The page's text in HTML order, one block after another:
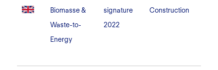
Biomasse &
Waste-to-
Energy
signature
2022
Construction